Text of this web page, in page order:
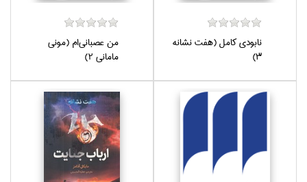
نابودي كامل (هفت نشانه
3)
من عصباني‌ام (موني
ماماني 2)